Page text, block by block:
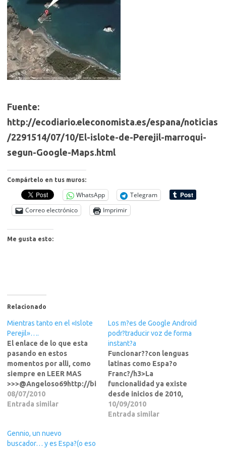
Fuente:
http://ecodiario.eleconomista.es/espana/noticias
/2291514/07/10/El-islote-de-Perejil-marroqui-
segun-Google-Maps.html
Compártelo en tus muros:
WhatsApp
Telegram
Correo electrónico
Imprimir
Me gusta esto:
Relacionado
Mientras tanto en el «Islote
Perejil»….
El enlace de lo que esta
pasando en estos
momentos por alli, como
siempre en LEER MAS
>>>@Angeloso69http://bi
t.ly/aGdDll
08/07/2010
Entrada similar
Los m?es de Google Android
podr?traducir voz de forma
instant?a
Funcionar??con lenguas
latinas como Espa?o
Franc?/h3>La
funcionalidad ya existe
desde inicios de 2010,
pero hasta ahora ha
estado en una fase inicial.
10/09/2010
Entrada similar
Gennio, un nuevo
buscador… y es Espa?(o eso